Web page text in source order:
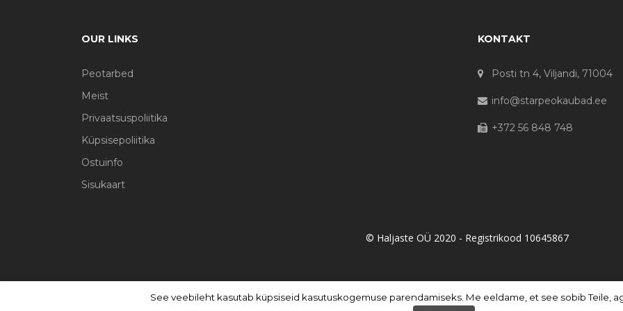
OUR LINKS
Peotarbed
Meist
Privaatsuspoliitika
Küpsisepoliitika
Ostuinfo
Sisukaart
KONTAKT
Posti tn 4, Viljandi, 71004
info@starpeokaubad.ee
+372 56 848 748
© Haljaste OÜ 2020 - Registrikood 10645867
See veebileht kasutab küpsiseid kasutuskogemuse parendamiseks. Me eeldame, et see sobib Teile,